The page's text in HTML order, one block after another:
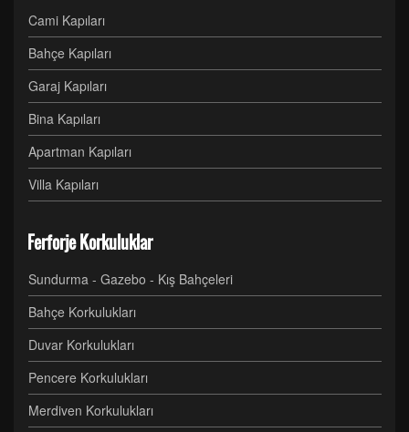
Cami Kapıları
Bahçe Kapıları
Garaj Kapıları
Bina Kapıları
Apartman Kapıları
Villa Kapıları
Ferforje Korkuluklar
Sundurma - Gazebo - Kış Bahçeleri
Bahçe Korkulukları
Duvar Korkulukları
Pencere Korkulukları
Merdiven Korkulukları